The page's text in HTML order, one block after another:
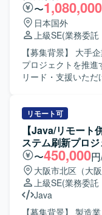
〜1,080,000
日本国外
上級SE(業務委託
【募集背景】 大手
プロジェクトを推
リード・支援いただけ
係システムとの仕
心にプロジェクト
書レビューに向けた
キュメント作成・レ
会議のファシリテー
成を主体的に進めていただきます
テム開発の上流工程
定義・設計・開発寄
方を求めておりま
リモート可
【Java/リモー
ステム刷新プロジ
〜450,000
大阪市北区（大阪
上級SE(業務委託
Java
【募集背景】 製造